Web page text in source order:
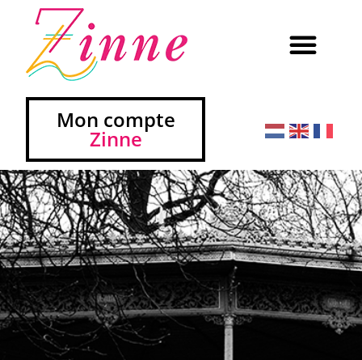
Mon compte
Zinne